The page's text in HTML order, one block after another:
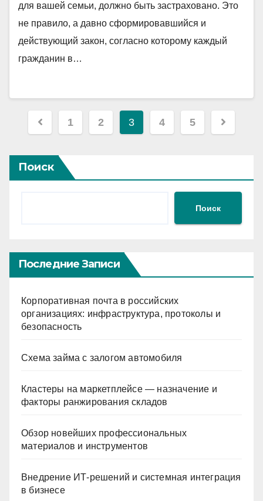
для вашей семьи, должно быть застраховано. Это
не правило, а давно сформировавшийся и
действующий закон, согласно которому каждый
гражданин в…
Пагинация
1 2 3 4 5
Поиск
Поиск
Последние Записи
Корпоративная почта в российских
организациях: инфраструктура, протоколы и
безопасность
Схема займа с залогом автомобиля
Кластеры на маркетплейсе — назначение и
факторы ранжирования складов
Обзор новейших профессиональных
материалов и инструментов
Внедрение ИТ-решений и системная интеграция
в бизнесе